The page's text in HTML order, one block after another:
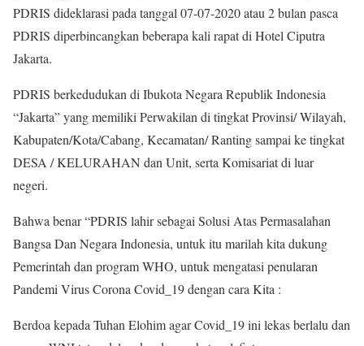
PDRIS dideklarasi pada tanggal 07-07-2020 atau 2 bulan pasca
PDRIS diperbincangkan beberapa kali rapat di Hotel Ciputra
Jakarta.
PDRIS berkedudukan di Ibukota Negara Republik Indonesia
“Jakarta” yang memiliki Perwakilan di tingkat Provinsi/ Wilayah,
Kabupaten/Kota/Cabang, Kecamatan/ Ranting sampai ke tingkat
DESA / KELURAHAN dan Unit, serta Komisariat di luar
negeri.
Bahwa benar “PDRIS lahir sebagai Solusi Atas Permasalahan
Bangsa Dan Negara Indonesia, untuk itu marilah kita dukung
Pemerintah dan program WHO, untuk mengatasi penularan
Pandemi Virus Corona Covid_19 dengan cara Kita :
Berdoa kepada Tuhan Elohim agar Covid_19 ini lekas berlalu dan